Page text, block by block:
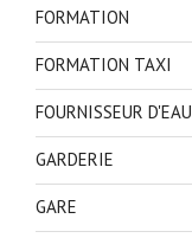
FORMATION
FORMATION TAXI
FOURNISSEUR D'EAU
GARDERIE
GARE